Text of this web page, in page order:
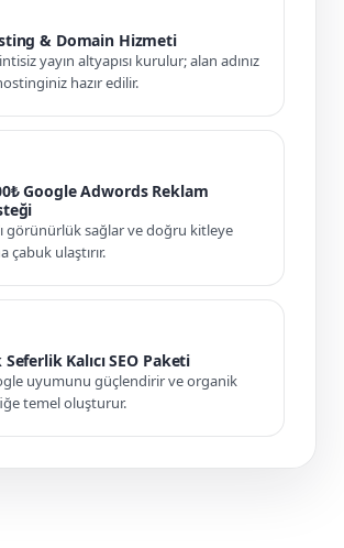
& Domain Hizmeti
yayın altyapısı kurulur; alan adınız
hazır edilir.
Google Adwords Reklam
görünürlük sağlar ve doğru kitleye
çabuk ulaştırır.
Seferlik Kalıcı SEO Paketi
uyumunu güçlendirir ve organik
temel oluşturur.